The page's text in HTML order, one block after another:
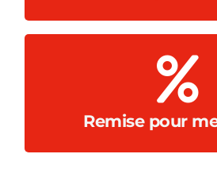
Remise pour
Réservation intelligente:
qu’il vous faut, au